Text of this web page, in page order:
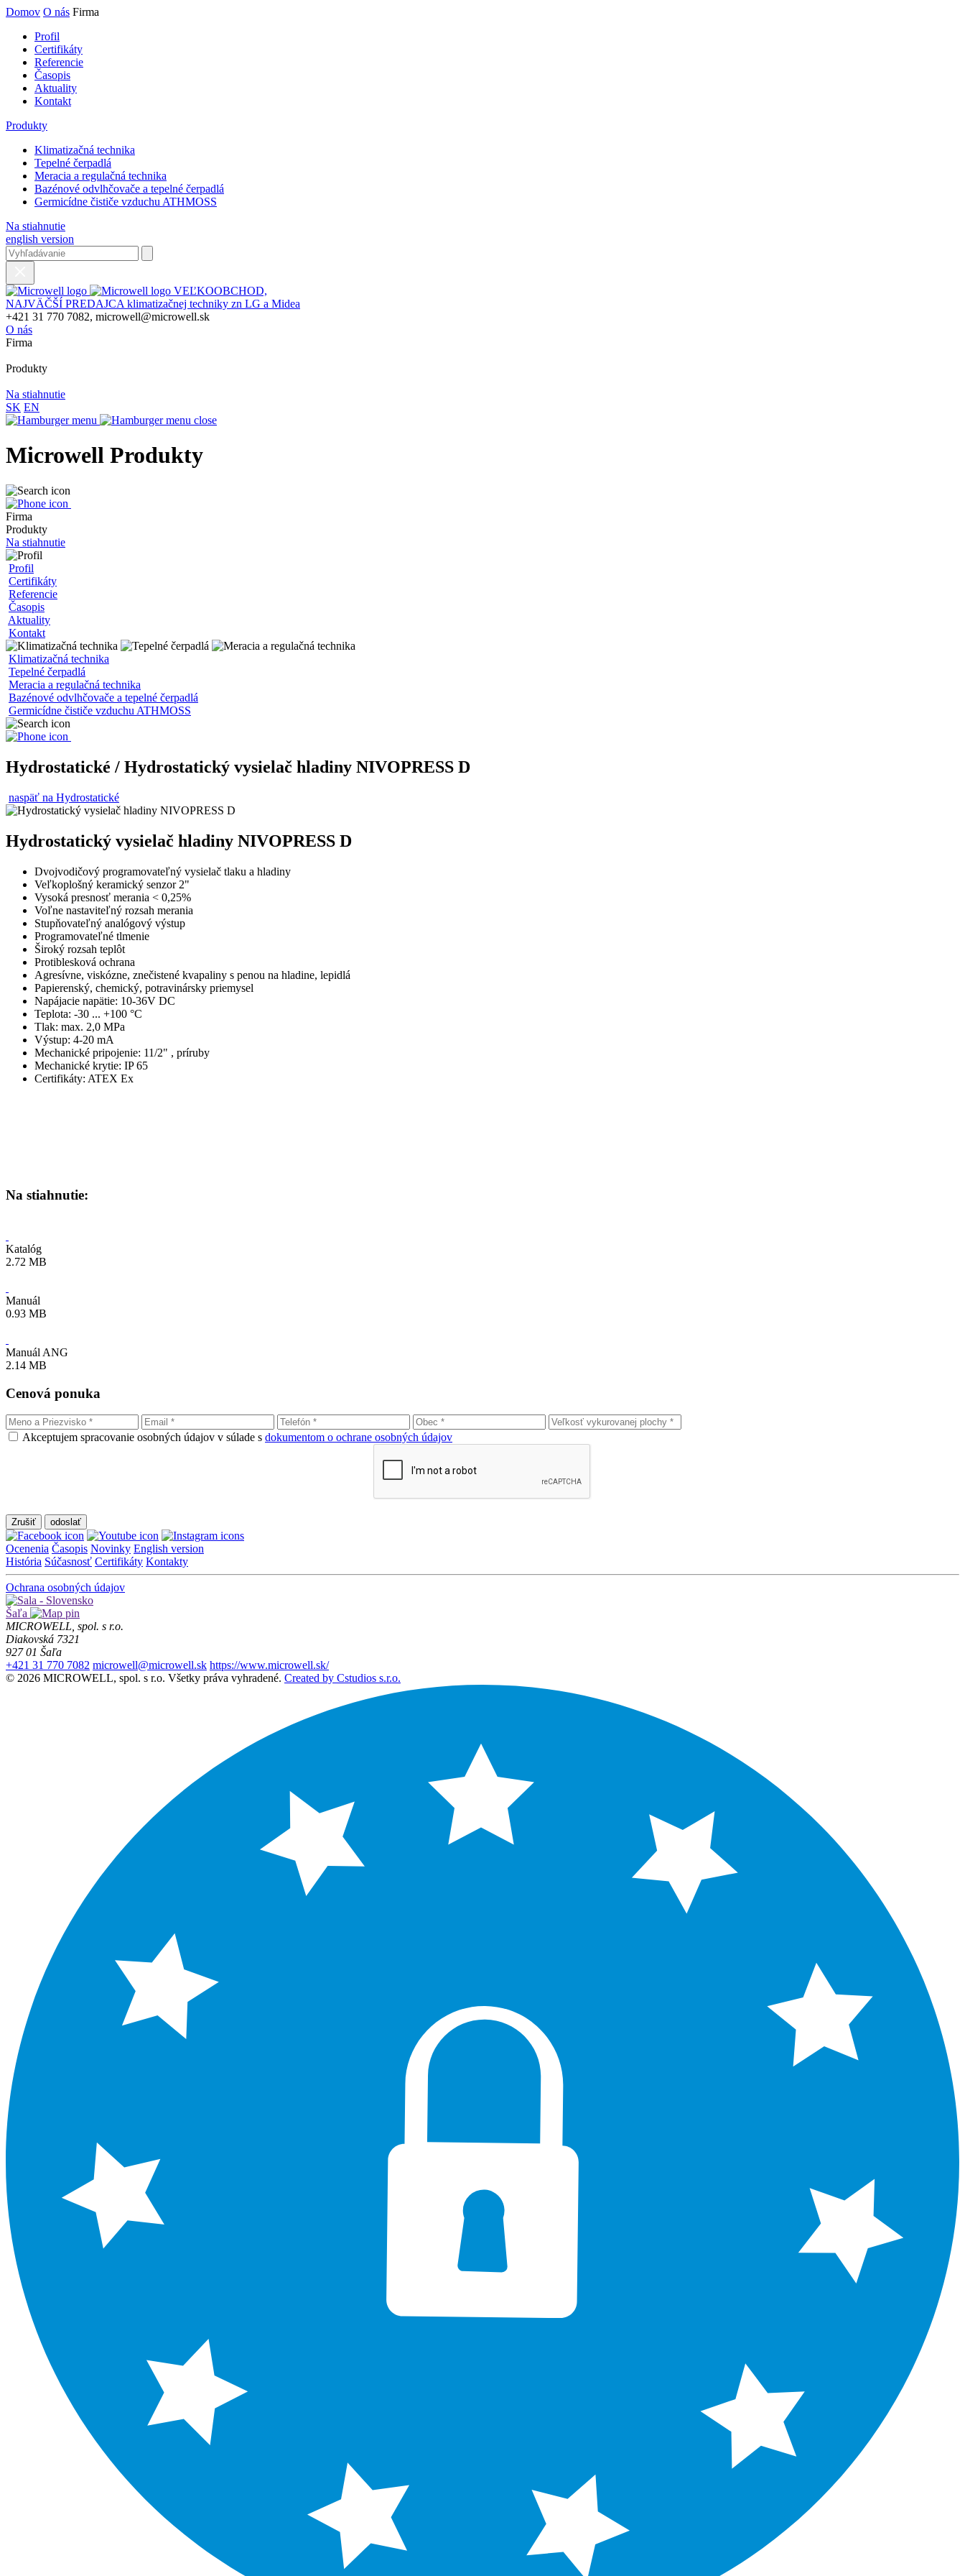
Domov O nás Firma
Profil
Certifikáty
Referencie
Časopis
Aktuality
Kontakt
Produkty
Klimatizačná technika
Tepelné čerpadlá
Meracia a regulačná technika
Bazénové odvlhčovače a tepelné čerpadlá
Germicídne čističe vzduchu ATHMOSS
Na stiahnutie
english version
VEĽKOOBCHOD,
NAJVÄČŠÍ PREDAJCA klimatizačnej techniky zn LG a Midea
+421 31 770 7082, microwell@microwell.sk
O nás
Firma
Produkty
Na stiahnutie
SK EN
Microwell Produkty
Firma
Produkty
Na stiahnutie
Profil
Certifikáty
Referencie
Časopis
Aktuality
Kontakt
Klimatizačná technika
Tepelné čerpadlá
Meracia a regulačná technika
Bazénové odvlhčovače a tepelné čerpadlá
Germicídne čističe vzduchu ATHMOSS
Hydrostatické / Hydrostatický vysielač hladiny NIVOPRESS D
naspäť na Hydrostatické
Hydrostatický vysielač hladiny NIVOPRESS D
Dvojvodičový programovateľný vysielač tlaku a hladiny
Veľkoplošný keramický senzor 2"
Vysoká presnosť merania < 0,25%
Voľne nastaviteľný rozsah merania
Stupňovateľný analógový výstup
Programovateľné tlmenie
Široký rozsah teplôt
Protiblesková ochrana
Agresívne, viskózne, znečistené kvapaliny s penou na hladine, lepidlá
Papierenský, chemický, potravinársky priemysel
Napájacie napätie: 10-36V DC
Teplota: -30 ... +100 °C
Tlak: max. 2,0 MPa
Výstup: 4-20 mA
Mechanické pripojenie: 11/2" , príruby
Mechanické krytie: IP 65
Certifikáty: ATEX Ex
Na stiahnutie:
Katalóg
2.72 MB
Manuál
0.93 MB
Manuál ANG
2.14 MB
Cenová ponuka
Akceptujem spracovanie osobných údajov v súlade s dokumentom o ochrane osobných údajov
Zrušiť
Ocenenia Časopis Novinky English version
História Súčasnosť Certifikáty Kontakty
Ochrana osobných údajov
Šaľa
MICROWELL, spol. s r.o.
Diakovská 7321
927 01 Šaľa
+421 31 770 7082 microwell@microwell.sk https://www.microwell.sk/
© 2026 MICROWELL, spol. s r.o. Všetky práva vyhradené. Created by Cstudios s.r.o.